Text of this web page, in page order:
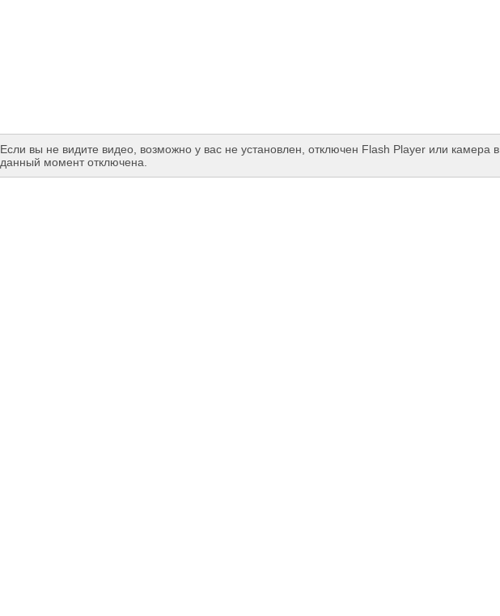
Если вы не видите видео, возможно у вас не установлен, отключен Flash Player или камера в
данный момент отключена.